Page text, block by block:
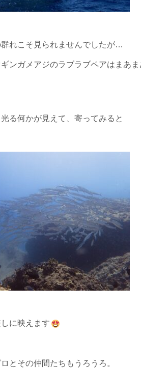
れこそ見られませんでしたが…
ギンガメアジのラブラブペアはまあ
る何かが見えて、寄ってみると
に映えます
とその仲間たちもうろうろ。